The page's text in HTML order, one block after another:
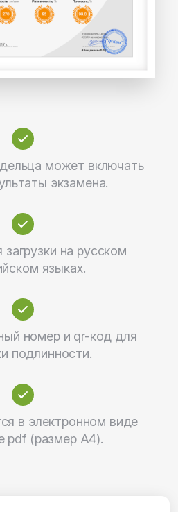
может включать
экзамена.
на русском
языках.
номер и qr-код для
подлинности.
в электронном виде
pdf (размер А4).